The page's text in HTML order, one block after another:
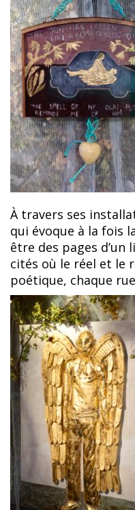
À travers ses
qui évoque à la fois
être des pages d’un
cités où le réel et le
poétique, chaque